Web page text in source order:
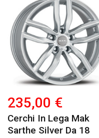
235,00 €
Cerchi In Lega Mak
Sarthe Silver Da 18